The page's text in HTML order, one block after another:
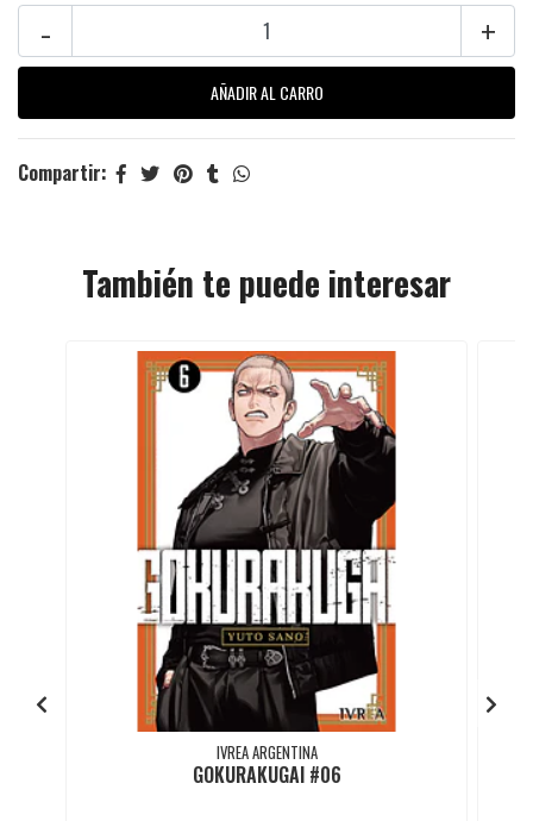
+
-
Compartir:
También te puede interesar
IVREA ARGENTINA
GOKURAKUGAI #06